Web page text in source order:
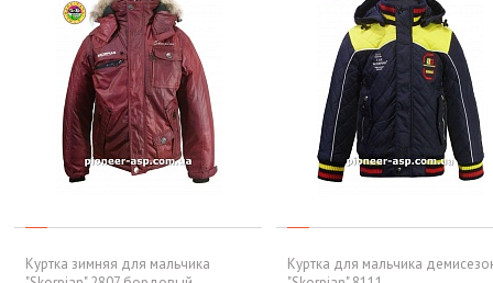
Куртка зимняя для мальчика
Куртка для мальчика